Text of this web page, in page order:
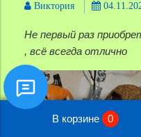
Виктория
Не первый раз
, всё всегда отлично
В корзине 0